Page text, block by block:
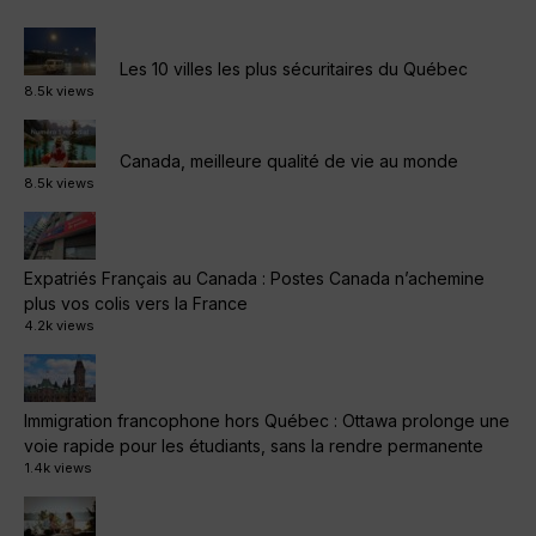
Les 10 villes les plus sécuritaires du Québec
8.5k views
Canada, meilleure qualité de vie au monde
8.5k views
Expatriés Français au Canada : Postes Canada n’achemine
plus vos colis vers la France
4.2k views
Immigration francophone hors Québec : Ottawa prolonge une
voie rapide pour les étudiants, sans la rendre permanente
1.4k views